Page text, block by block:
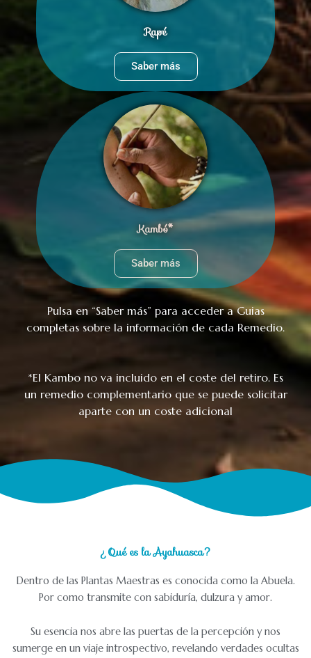
Rapé
Saber más
Kambó*
Saber más
Pulsa en “Saber más” para acceder a Guias
completas sobre la información de cada Remedio.
*El Kambo no va incluido en el coste del retiro. Es
un remedio complementario que se puede solicitar
aparte con un coste adicional
¿Qué es la Ayahuasca?
Dentro de las Plantas Maestras es conocida como la Abuela.
Por como transmite con sabiduría, dulzura y amor.
Su esencia nos abre las puertas de la percepción y nos
sumerge en un viaje introspectivo, revelando verdades ocultas